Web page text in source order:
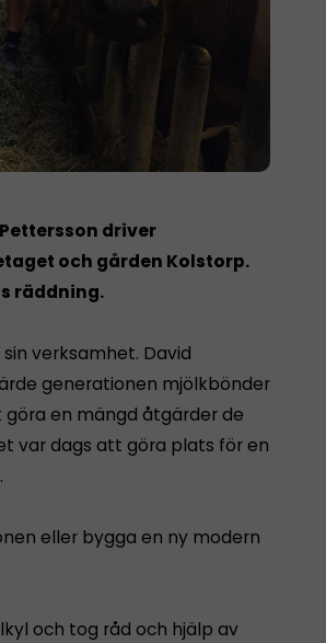
driver
och gården Kolstorp.
räddning.
verksamhet. David
generationen mjölkbönder
en mängd åtgärder de
var dags att göra plats för en
eller bygga en ny modern
och tog råd och hjälp av